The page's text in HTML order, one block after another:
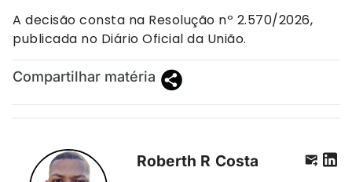
A decisão consta na Resolução nº 2.570/2026,
publicada no Diário Oficial da União.
Compartilhar matéria
Roberth R Costa